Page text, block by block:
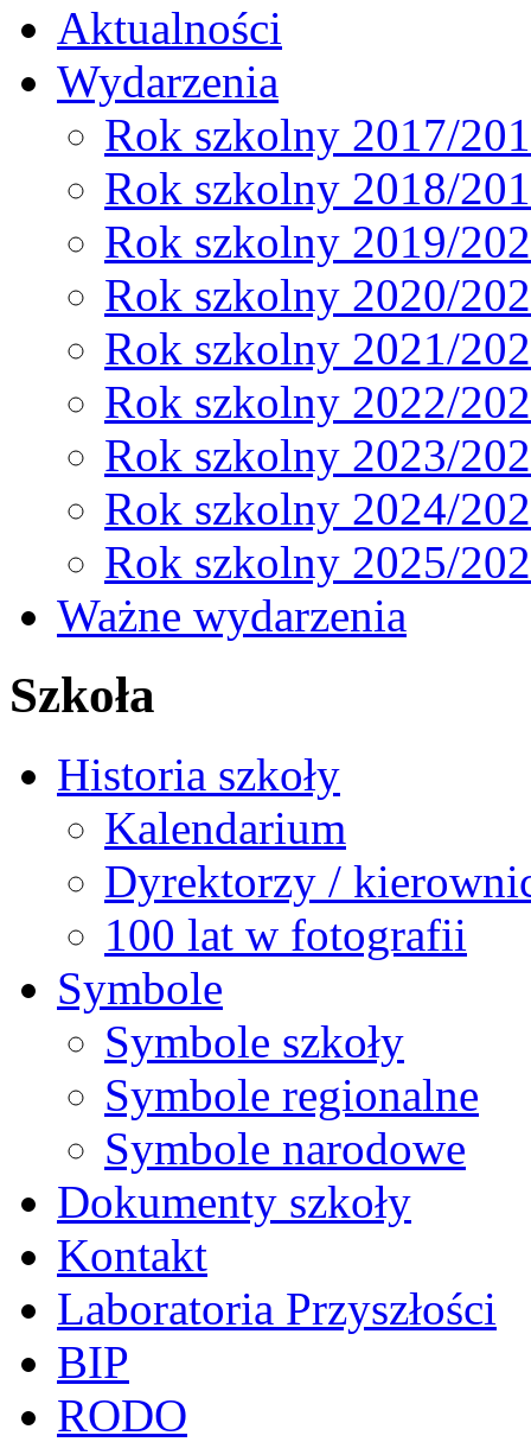
Aktualności
Wydarzenia
Rok szkolny 2017/
Rok szkolny 2018/
Rok szkolny 2019/
Rok szkolny 2020/
Rok szkolny 2021/
Rok szkolny 2022/
Rok szkolny 2023/
Rok szkolny 2024/
Rok szkolny 2025/
Ważne wydarzenia
Szkoła
Historia szkoły
Kalendarium
Dyrektorzy /
100 lat w fotografii
Symbole
Symbole szkoły
Symbole regionalne
Symbole narodowe
Dokumenty szkoły
Kontakt
Laboratoria Przyszłości
BIP
RODO